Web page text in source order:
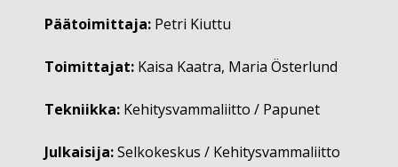
Päätoimittaja: Petri Kiuttu
Toimittajat: Kaisa Kaatra, Maria Österlund
Tekniikka: Kehitysvammaliitto / Papunet
Julkaisija:Selkokeskus / Kehitysvammaliitto